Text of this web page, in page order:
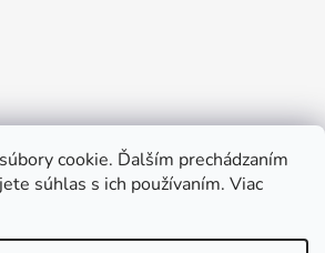
cookie. Ďalším prechádzaním
súhlas s ich používaním. Viac
platby